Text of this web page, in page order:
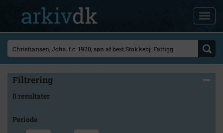
Filtrering
0 resultater
Periode